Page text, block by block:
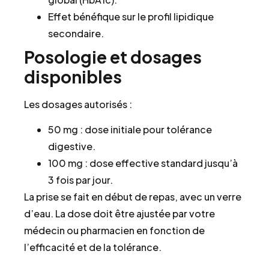
Effet bénéfique sur le profil lipidique
secondaire.
Posologie et dosages
disponibles
Les dosages autorisés :
50 mg : dose initiale pour tolérance
digestive.
100 mg : dose effective standard jusqu’à
3 fois par jour.
La prise se fait en début de repas, avec un verre
d’eau. La dose doit être ajustée par votre
médecin ou pharmacien en fonction de
l’efficacité et de la tolérance.